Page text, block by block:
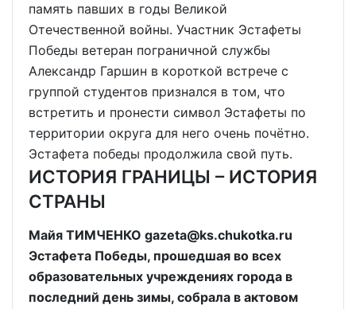
память павших в годы Великой
Отечественной войны. Участник Эстафеты
Победы ветеран пограничной службы
Александр Гаршин в короткой встрече с
группой студентов признался в том, что
встретить и пронести символ Эстафеты по
территории округа для него очень почётно.
Эстафета победы продолжила свой путь.
ИСТОРИЯ ГРАНИЦЫ – ИСТОРИЯ
СТРАНЫ
Майя ТИМЧЕНКО gazeta@ks.chukotka.ru
Эстафета Победы, прошедшая во всех
образовательных учреждениях города в
последний день зимы, собрала в актовом